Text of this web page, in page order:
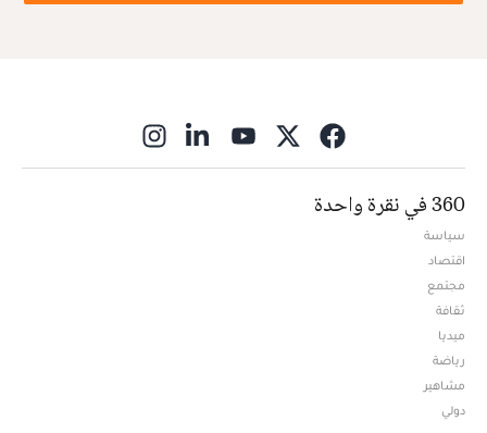
360 في نقرة واحدة
سياسة
اقتصاد
مجتمع
ثقافة
ميديا
رياضة
مشاهير
دولي